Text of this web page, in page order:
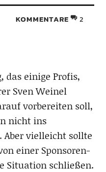
KOMMENTARE 2
einige Profis,
Sven Weinel
vorbereiten soll,
nicht ins
Aber vielleicht sollte
einer Sponsoren-
Situation schließen.